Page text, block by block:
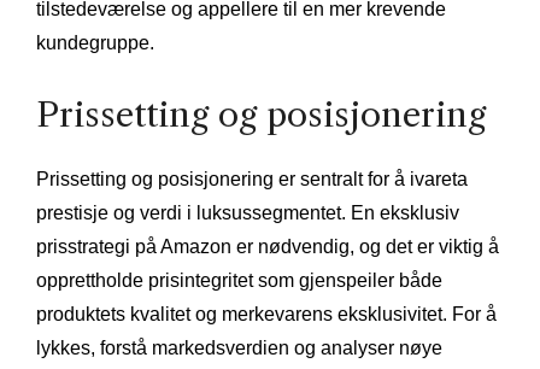
tilstedeværelse og appellere til en mer krevende
kundegruppe.
Prissetting og posisjonering
Prissetting og posisjonering er sentralt for å ivareta
prestisje og verdi i luksussegmentet. En eksklusiv
prisstrategi på Amazon er nødvendig, og det er viktig å
opprettholde prisintegritet som gjenspeiler både
produktets kvalitet og merkevarens eksklusivitet. For å
lykkes, forstå markedsverdien og analyser nøye